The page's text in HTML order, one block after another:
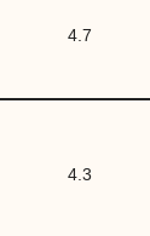
4.7
4.3